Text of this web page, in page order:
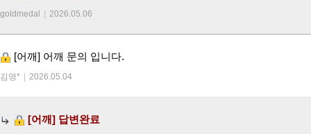
goldmedal 2026.05.06
[어깨] 어깨 문의 입니다.
김영* 2026.05.04
[어깨] 답변완료